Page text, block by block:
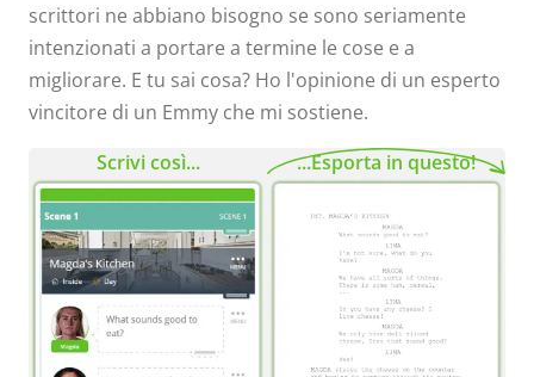
scrittori ne abbiano bisogno se sono seriamente
intenzionati a portare a termine le cose e a
migliorare. E tu sai cosa? Ho l'opinione di un esperto
vincitore di un Emmy che mi sostiene.
Scrivi così... ...Esporta in questo!